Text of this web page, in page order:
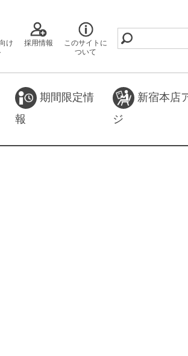
け
採用情報
このサイトに
ついて
期間限定情
報
新宿本店
ジ